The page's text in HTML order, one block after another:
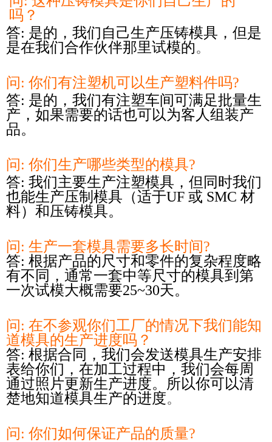
吗？
答: 是的，我们自己生产压铸模具，但是
是在我们合作伙伴那里试模的。
问: 你们有注塑机可以生产塑料件吗?
答: 是的，我们有注塑车间可满足批量生
产，如果需要的话也可以为客人组装产
品。
问: 你们生产哪些类型的模具?
答: 我们主要生产注塑模具，但同时我们
也能生产压制模具（适于UF 或 SMC 材
料）和压铸模具。
问: 生产一套模具需要多长时间?
答: 根据产品的尺寸和零件的复杂程度略
有不同，通常一套中等尺寸的模具到第
一次试模大概需要25~30天。
问: 在不参观你们工厂的情况下我们能知
道模具的生产进度吗？
答: 根据合同，我们会发送模具生产安排
表给你们，在加工过程中，我们会每周
通过照片更新生产进度。所以你可以清
楚地知道模具生产的进度。
问: 你们如何保证产品的质量?